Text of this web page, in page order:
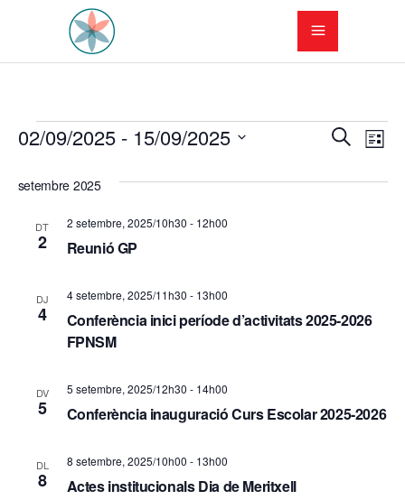
Esdeveniments
N
a
a
ó
CercaN
d
Llista
02/09/2025 - 15/09/2025
una
setembre 2025
DT
2 Reunió GP
2 setembre, 2025/10h30 - 12h00
DJ
4
Conferència inici període d’activitats 2025-2026
FPNSM
4 setembre, 2025/11h30 - 13h00
DV
5 Conferència inauguració Curs Escolar 2025-2026
5 setembre, 2025/12h30 - 14h00
DL
8 Actes institucionals Dia de Meritxell
8 setembre, 2025/10h00 - 13h00